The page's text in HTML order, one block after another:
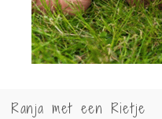
Ranja met een Rietje